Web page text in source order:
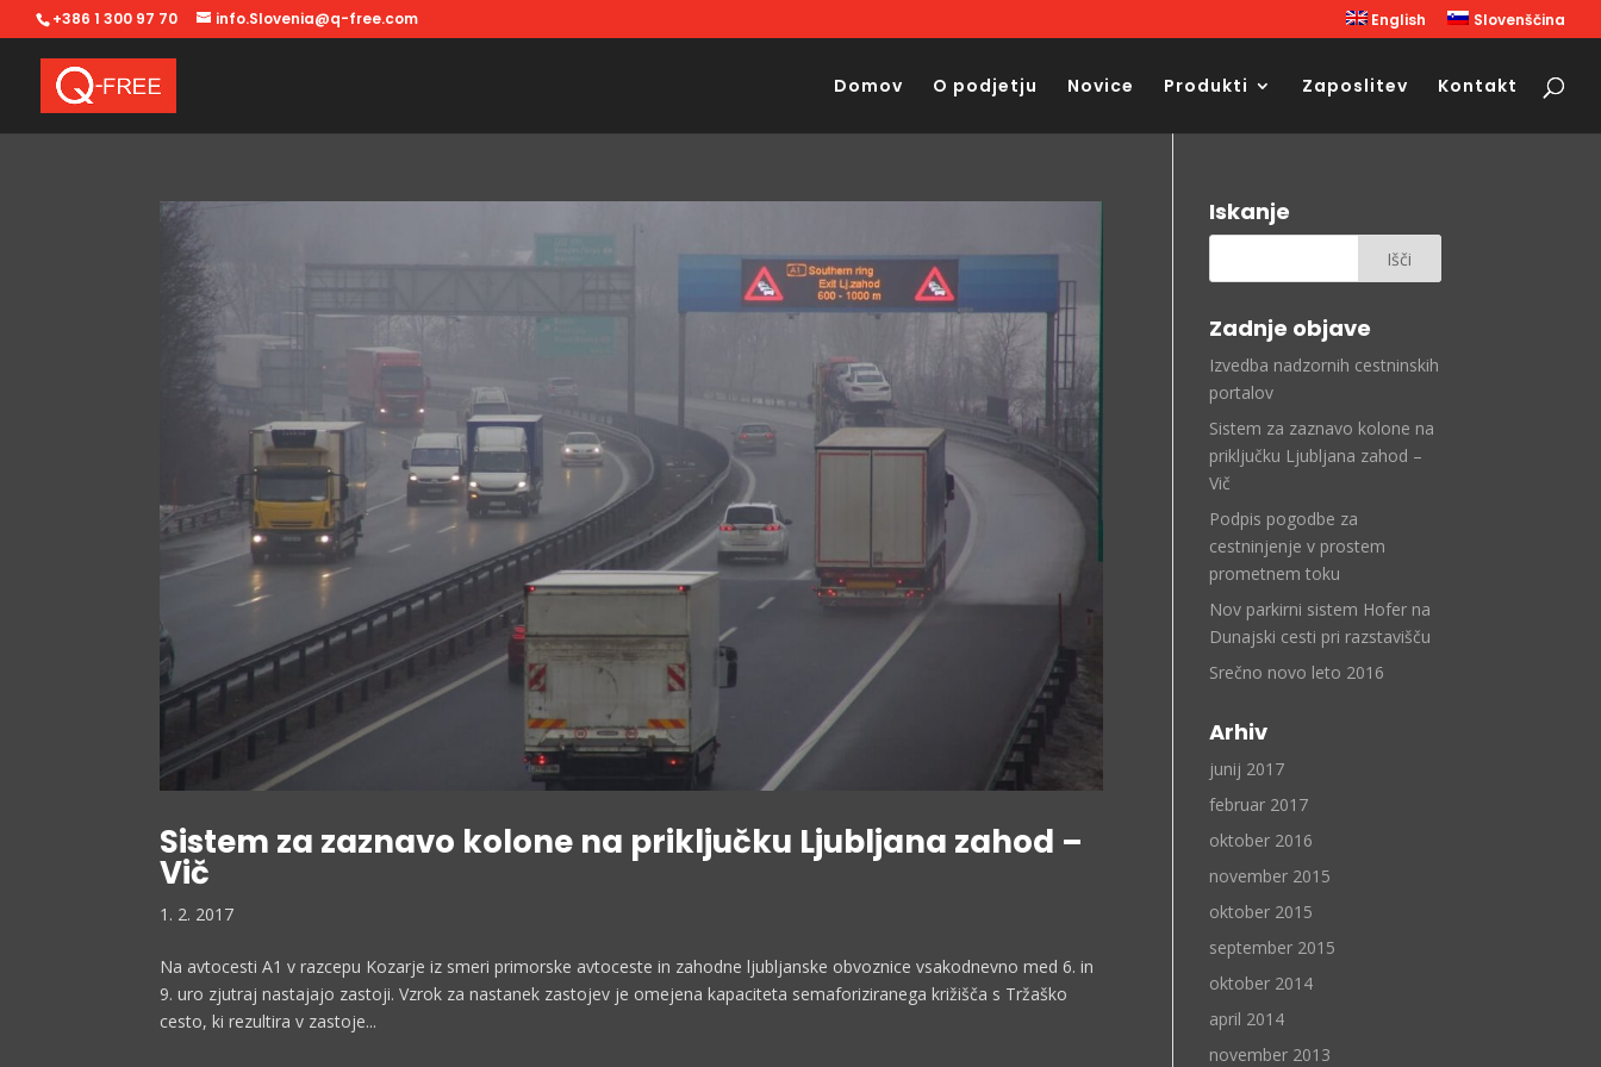
+386 1 300 97 70 info.Slovenia@q-free.com English Slovenščina
Domov O podjetju Novice Produkti Zaposlitev Kontakt
Sistem za zaznavo kolone na priključku Ljubljana zahod –
Vič
1. 2. 2017
Na avtocesti A1 v razcepu Kozarje iz smeri primorske avtoceste in zahodne ljubljanske obvoznice vsakodnevno med 6. in
9. uro zjutraj nastajajo zastoji. Vzrok za nastanek zastojev je omejena kapaciteta semaforiziranega križišča s Tržaško
cesto, ki rezultira v zastoje...
Iskanje
Zadnje objave
Izvedba nadzornih cestninskih
portalov
Sistem za zaznavo kolone na
priključku Ljubljana zahod –
Vič
Podpis pogodbe za
cestninjenje v prostem
prometnem toku
Nov parkirni sistem Hofer na
Dunajski cesti pri razstavišču
Srečno novo leto 2016
Arhiv
junij 2017
februar 2017
oktober 2016
november 2015
oktober 2015
september 2015
oktober 2014
april 2014
november 2013